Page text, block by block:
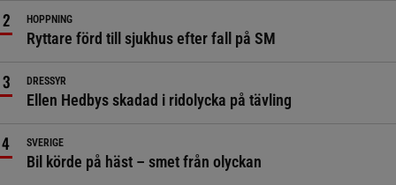
HOPPNING
Ryttare förd till sjukhus efter fall på SM
DRESSYR
Ellen Hedbys skadad i ridolycka på tävling
SVERIGE
Bil körde på häst – smet från olyckan